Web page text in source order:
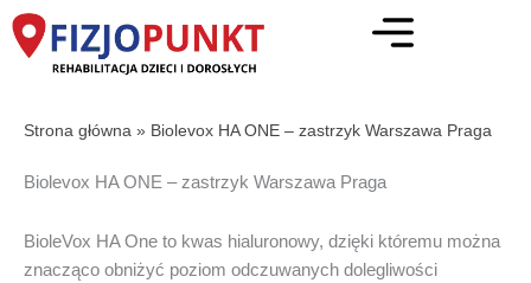
Przejdź
do
Strona główna » Biolevox HA ONE – zastrzyk Warszawa Praga
Biolevox HA ONE – zastrzyk Warszawa Praga
BioleVox HA One to kwas hialuronowy, dzięki któremu można
znacząco obniżyć poziom odczuwanych dolegliwości